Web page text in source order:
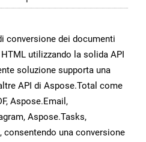
conversione dei documenti
utilizzando la solida API
soluzione supporta una
API di Aspose.Total come
Aspose.Email,
Aspose.Tasks,
consentendo una conversione